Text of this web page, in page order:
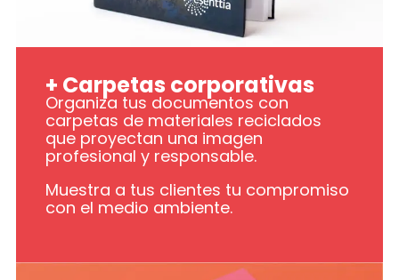
+ Carpetas corporativas
Organiza tus documentos con
carpetas de materiales reciclados
que proyectan una imagen
profesional y responsable.
Muestra a tus clientes tu compromiso
con el medio ambiente.